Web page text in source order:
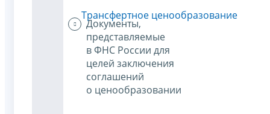
Документы,
представляемые
в ФНС России для
целей заключения
соглашений
о ценообразовании
Трансфертное ценообразование